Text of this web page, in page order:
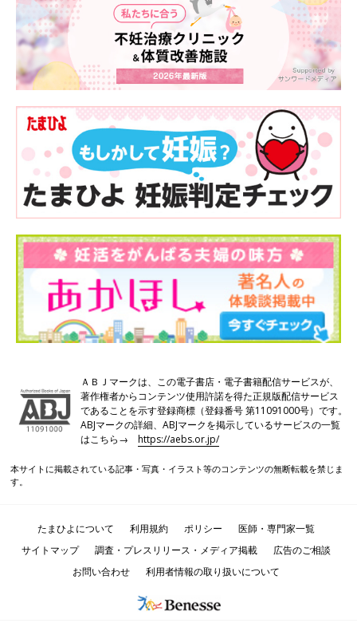
ＡＢＪマークは、この電子書店・電子書籍配信サービスが、
著作権者からコンテンツ使用許諾を得た正規版配信サービス
であることを示す登録商標（登録番号 第11091000号）です。
ABJマークの詳細、ABJマークを掲示しているサービスの一覧
はこちら→https://aebs.or.jp/
本サイトに掲載されている記事・写真・イラスト等のコンテンツの無断転載を禁じま
す。
たまひよについて 利用規約 ポリシー
医師・専門家一覧
サイトマップ
調査・プレスリリース・メディア掲載
広告のご相談
お問い合わせ
利用者情報の取り扱いについて